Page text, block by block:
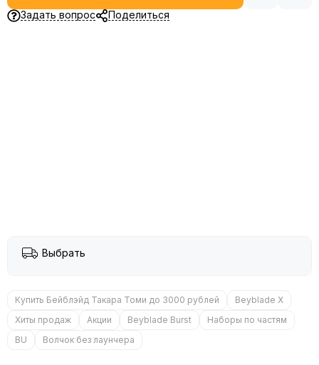
Задать вопрос Поделиться
Выбрать
Купить Бейблэйд Такара Томи до 3000 рублей
Beyblade X
Хиты продаж
Акции Beyblade Burst
Наборы по частям
BU
Волчок без лаунчера